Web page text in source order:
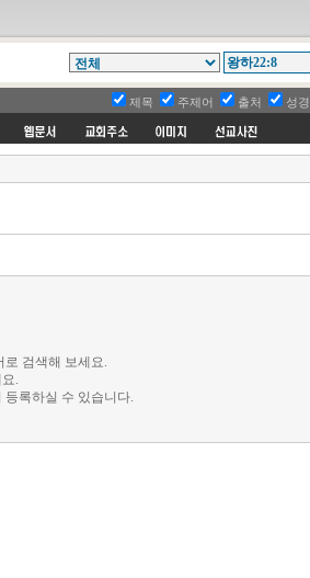
제목 주제어 출처 성경
로 검색해 보세요.
.
등록하실 수 있습니다.